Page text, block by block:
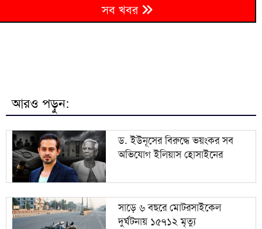
জামায়াতের প্রদর্শনীতে উঠে এলো ছাত্রদল নেতা আবিদের
জুলাইয়ের ভূমিকা
সম্পাদক সাঈদ পান্থ
৯ জামায়াত আমিরের
১০ জ্বালানি খাত অস্থিতিশীল করতে একটি চক্র সক্রিয়:
প্রধানমন্ত্রী
সব খবর
আরও পড়ুন:
ড. ইউনূসের বিরুদ্ধে ভয়ংকর সব
অভিযোগ ইলিয়াস হোসাইনের
সাড়ে ৬ বছরে মোটরসাইকেল
দুর্ঘটনায় ১৫৭১২ মৃত্যু